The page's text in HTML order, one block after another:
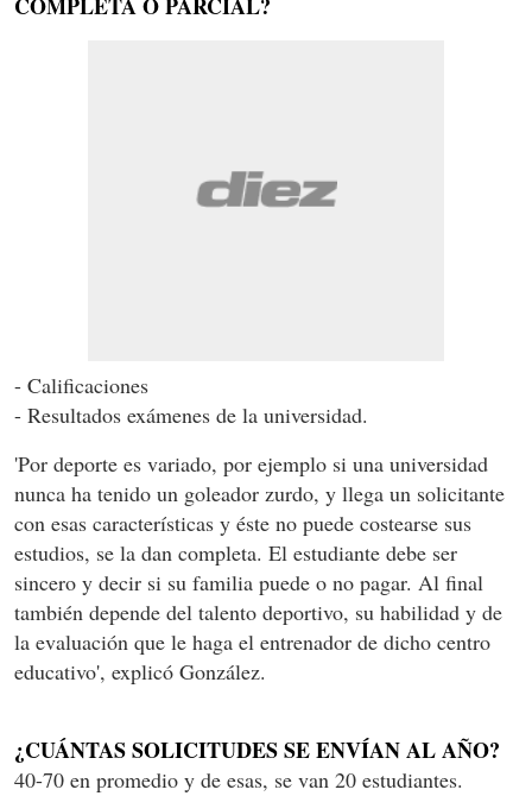
COMPLETA O PARCIAL?
- Calificaciones
- Resultados exámenes de la universidad.
'Por deporte es variado, por ejemplo si una universidad
nunca ha tenido un goleador zurdo, y llega un solicitante
con esas características y éste no puede costearse sus
estudios, se la dan completa. El estudiante debe ser
sincero y decir si su familia puede o no pagar. Al final
también depende del talento deportivo, su habilidad y de
la evaluación que le haga el entrenador de dicho centro
educativo', explicó González.
¿CUÁNTAS SOLICITUDES SE ENVÍAN AL AÑO?
40-70 en promedio y de esas, se van 20 estudiantes.